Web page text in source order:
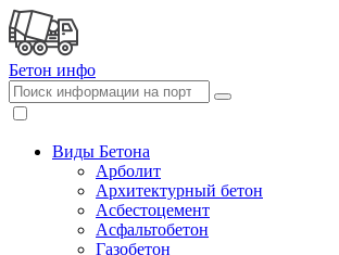
Бетон инфо
Виды Бетона
Арболит
Архитектурный бетон
Асбестоцемент
Асфальтобетон
Газобетон